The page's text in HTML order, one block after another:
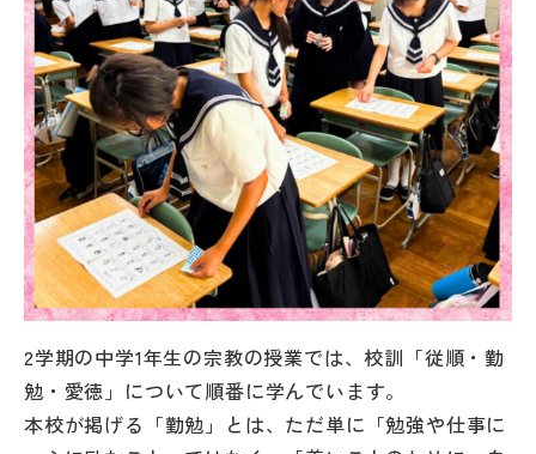
学校からのお知らせ
学校HP最新情報
特集
NettyLandかわら版
その他
お問い合わせ
2学期の中学1年生の宗教の授業では、校訓「従順・勤
勉・愛徳」について順番に学んでいます。
本校が掲げる「勤勉」とは、ただ単に「勉強や仕事に